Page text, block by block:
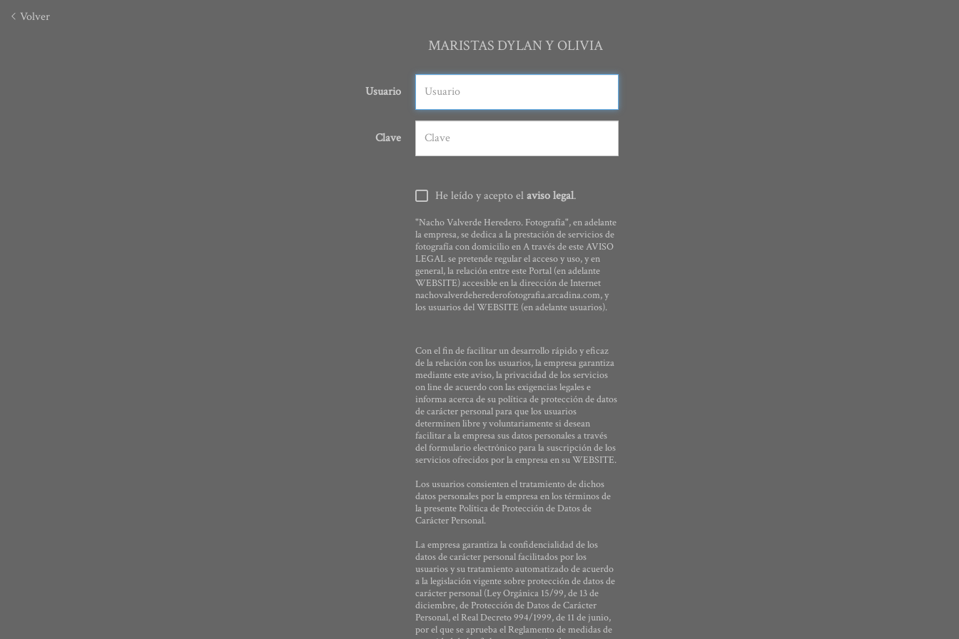
Volver
MARISTAS DYLAN Y OLIVIA
Usuario
Clave
He leído y acepto elaviso legal.
"Nacho Valverde Heredero. Fotografía", en adelante
la empresa, se dedica a la prestación de servicios de
fotografía con domicilio en A través de este AVISO
LEGAL se pretende regular el acceso y uso, y en
general, la relación entre este Portal (en adelante
WEBSITE) accesible en la dirección de Internet
nachovalverdeherederofotografia.arcadina.com, y
los usuarios del WEBSITE (en adelante usuarios).
Con el fin de facilitar un desarrollo rápido y eficaz
de la relación con los usuarios, la empresa garantiza
mediante este aviso, la privacidad de los servicios
on line de acuerdo con las exigencias legales e
informa acerca de su política de protección de datos
de carácter personal para que los usuarios
determinen libre y voluntariamente si desean
facilitar a la empresa sus datos personales a través
del formulario electrónico para la suscripción de los
servicios ofrecidos por la empresa en su WEBSITE.
Los usuarios consienten el tratamiento de dichos
datos personales por la empresa en los términos de
la presente Política de Protección de Datos de
Carácter Personal.
La empresa garantiza la confidencialidad de los
datos de carácter personal facilitados por los
usuarios y su tratamiento automatizado de acuerdo
a la legislación vigente sobre protección de datos de
carácter personal (Ley Orgánica 15/99, de 13 de
diciembre, de Protección de Datos de Carácter
Personal, el Real Decreto 994/1999, de 11 de junio,
por el que se aprueba el Reglamento de medidas de